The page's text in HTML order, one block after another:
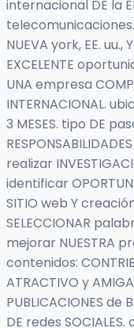
internacional DE la
telecomunicaciones.
NUEVA york, EE.
EXCELENTE
UNA empresa
INTERNACIONAL.
3 MESES. tipo DE
realizar
identificar
SITIO web Y
SELECCIONAR
mejorar NUESTRA
contenidos:
ATRACTIVO y
PUBLICACIONES
DE redes